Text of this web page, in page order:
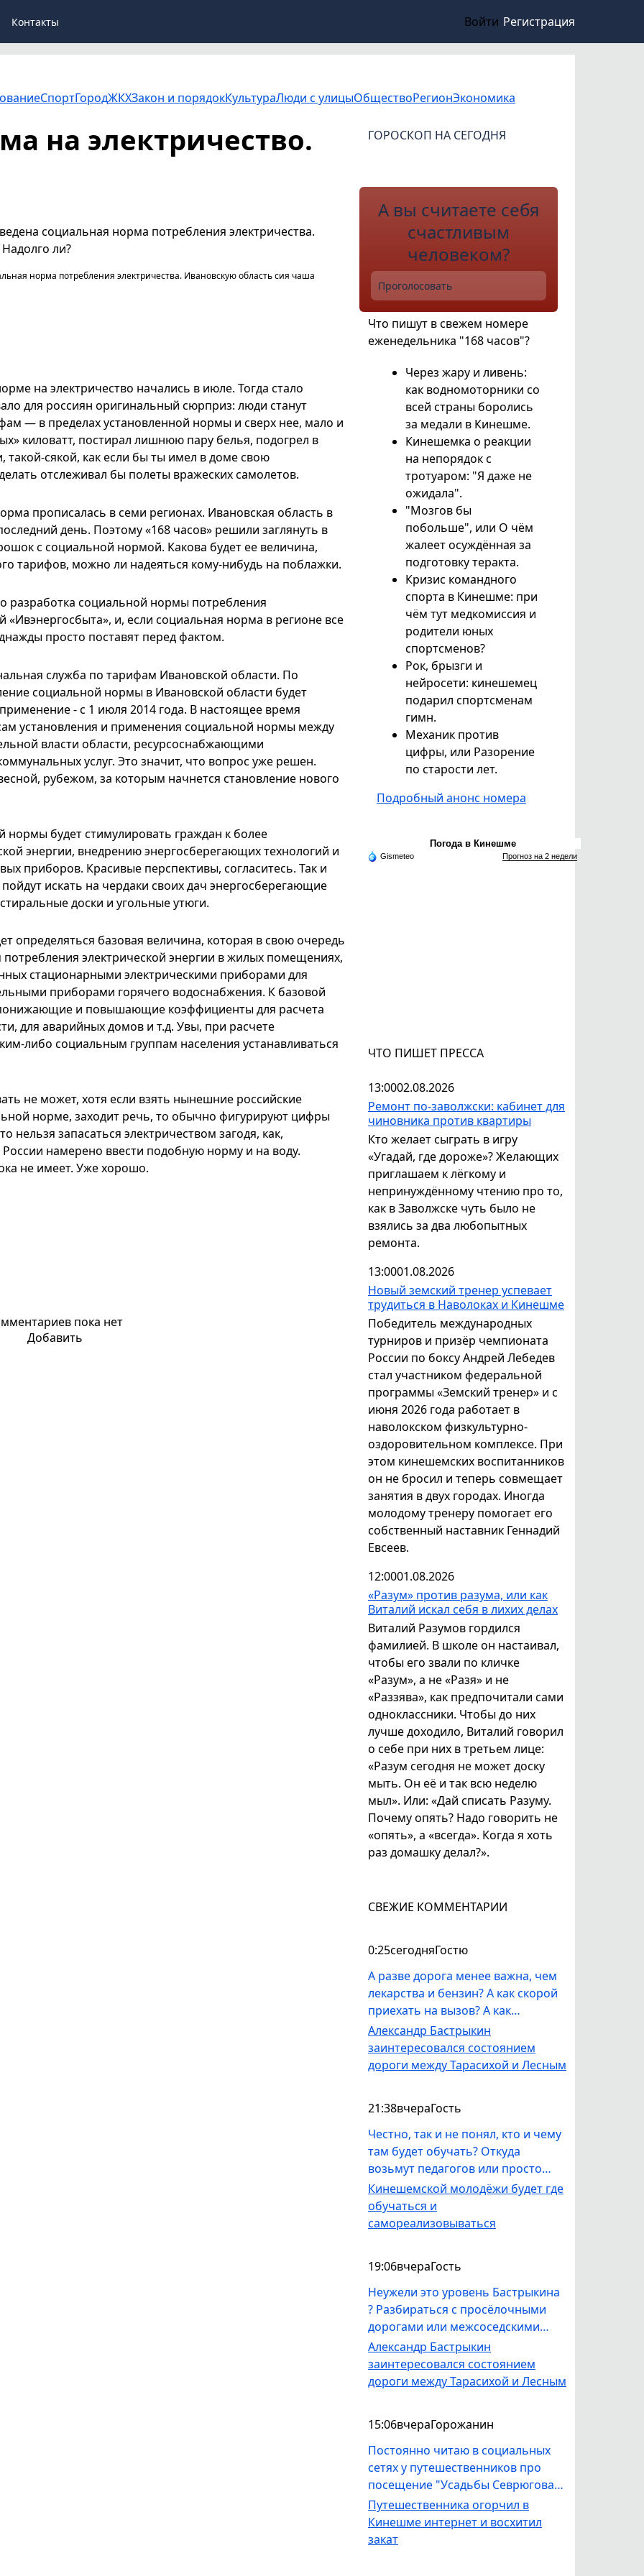
Контакты Войти Регистрация
СпортГородЖКХЗакон и порядокКультураЛюди с улицыОбществоРегионЭкономика
ЧТО ПИШЕТ ПРЕССА
13:0002.08.2026
Ремонт по-заволжски: кабинет для
чиновника против квартиры
Кто желает сыграть в игру
«Угадай, где дороже»? Желающих
приглашаем к лёгкому и
непринуждённому чтению про то,
как в Заволжске чуть было не
взялись за два любопытных
ремонта.
13:0001.08.2026
Новый земский тренер успевает
трудиться в Наволоках и Кинешме
Победитель международных
турниров и призёр чемпионата
России по боксу Андрей Лебедев
стал участником федеральной
программы «Земский тренер» и с
июня 2026 года работает в
наволокском физкультурно-
оздоровительном комплексе. При
этом кинешемских воспитанников
он не бросил и теперь совмещает
занятия в двух городах. Иногда
молодому тренеру помогает его
собственный наставник Геннадий
Евсеев.
12:0001.08.2026
«Разум» против разума, или как
Виталий искал себя в лихих делах
Виталий Разумов гордился
фамилией. В школе он настаивал,
чтобы его звали по кличке
«Разум», а не «Разя» и не
«Раззява», как предпочитали сами
одноклассники. Чтобы до них
лучше доходило, Виталий говорил
о себе при них в третьем лице:
«Разум сегодня не может доску
мыть. Он её и так всю неделю
мыл». Или: «Дай списать Разуму.
Почему опять? Надо говорить не
«опять», а «всегда». Когда я хоть
раз домашку делал?».
СВЕЖИЕ КОММЕНТАРИИ
0:25сегодняГостю
А разве дорога менее важна, чем
лекарства и бензин? А как скорой
приехать на вызов? А как
пожарным? Люди практически
отрезаны от всего, если нет
надлежащей дороги! Водители
перестанут скоро. Видать, только
один сигнал работает- обращение
в центральный аппарат
СК.Прошлый год департамент
обочины скосил единожды почти
в сентябре, когда уже борщевик
семяна сбросил.У остановки люди
сами косят траву.
Александр Бастрыкин
заинтересовался состоянием
дороги между Тарасихой и Лесным
21:38вчераГость
Честно, так и не понял, кто и чему
там будет обучать? Откуда
возьмут педагогов или просто
профессионалов, которые смогут
молодежь чему-то научить? Ну а
если, вдруг, найдется человек,
допустят ли его к работе на этом
оборудовании? Не получилось бы,
как всегда - тетки, которым за
шестьдесят будут учить молодежь
лозоплетению и прочем, никому
не нужным навыкам. "Музей
профессии" - уже нафталином
попахивает. Это привлечет
Кинешемской молодёжи будет где
обучаться и
самореализовываться
19:06вчераГость
Неужели это уровень Бастрыкина
? Разбираться с просёлочными
дорогами или межсоседскими
склоками . Стыдоба . А то что
лекарств нет . бензина , да их и не
перечислишь все более значимые
Александр Бастрыкин
заинтересовался состоянием
дороги между Тарасихой и Лесным
15:06вчераГорожанин
Постоянно читаю в социальных
сетях у путешественников про
посещение "Усадьбы Севрюгова".
Определенно, интерес у людей к
усадьбе существует. Но вот что
поражает, состояние самой
Путешественника огорчил в
Кинешме интернет и восхитил
закат
на электричество.
социальная норма потребления электричества.
ли?
норма потребления электричества. Ивановскую область сия чаша
на электричество начались в июле. Тогда стало
для россиян оригинальный сюрприз: люди станут
— в пределах установленной нормы и сверх нее, мало и
киловатт, постирал лишнюю пару белья, подогрел в
сякой, как если бы ты имел в доме свою
отслеживал бы полеты вражеских самолетов.
прописалась в семи регионах. Ивановская область в
день. Поэтому «168 часов» решили заглянуть в
с социальной нормой. Какова будет ее величина,
тарифов, можно ли надеяться кому-нибудь на поблажки.
разработка социальной нормы потребления
«Ивэнергосбыта», и, если социальная норма в регионе все
просто поставят перед фактом.
служба по тарифам Ивановской области. По
социальной нормы в Ивановской области будет
- с 1 июля 2014 года. В настоящее время
установления и применения социальной нормы между
власти области, ресурсоснабжающими
услуг. Это значит, что вопрос уже решен.
рубежом, за которым начнется становление нового
будет стимулировать граждан к более
энергии, внедрению энергосберегающих технологий и
приборов. Красивые перспективы, согласитесь. Так и
искать на чердаки своих дач энергосберегающие
доски и угольные утюги.
определяться базовая величина, которая в свою очередь
электрической энергии в жилых помещениях,
стационарными электрическими приборами для
приборами горячего водоснабжения. К базовой
и повышающие коэффициенты для расчета
для аварийных домов и т.д. Увы, при расчете
либо социальным группам населения устанавливаться
не может, хотя если взять нынешние российские
норме, заходит речь, то обычно фигурируют цифры
нельзя запасаться электричеством загодя, как,
намерено ввести подобную норму и на воду.
не имеет. Уже хорошо.
пока нет
Добавить
ГОРОСКОП НА СЕГОДНЯ
А вы считаете себя
счастливым
человеком?
Проголосовать
Что пишут в свежем номере
еженедельника "168 часов"?
Через жару и ливень:
как водномоторники со
всей страны боролись
за медали в Кинешме.
Кинешемка о реакции
на непорядок с
тротуаром: "Я даже не
ожидала".
"Мозгов бы
побольше", или О чём
жалеет осуждённая за
подготовку теракта.
Кризис командного
спорта в Кинешме: при
чём тут медкомиссия и
родители юных
спортсменов?
Рок, брызги и
нейросети: кинешемец
подарил спортсменам
гимн.
Механик против
цифры, или Разорение
по старости лет.
Подробный анонс номера
Погода в Кинешме
Gismeteo Прогноз на 2 недели